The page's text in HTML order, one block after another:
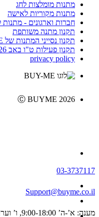
מתנות מומלצות לחג
מתנות מקוריות לאישה
חברות וארגונים - מתנות
תקנון מתנה משותפת
תקנון נסייני המתנות של BUYME
תקנון פעילות ט"ו באב 2026
privacy policy
Ⓒ BUYME 2026
03-3737117
Support@buyme.co.il
מענה: א’-ה’ 9:00-18:00, ו’ וערבי חג 9:00-13:00